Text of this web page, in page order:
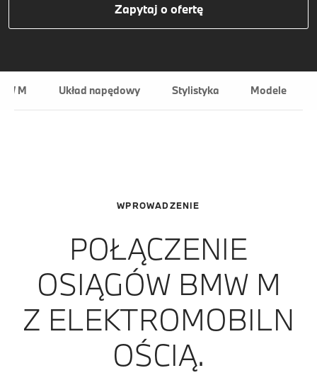
Zapytaj o ofertę
M Układ napędowy Stylistyka Modele
WPROWADZENIE
POŁĄCZENIE
OSIĄGÓW BMW M
Z ELEKTROMOBILN
OŚCIĄ.